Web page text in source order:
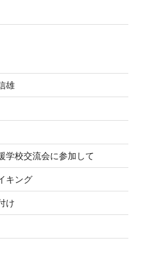
雄
学校交流会に参加して
キング
け